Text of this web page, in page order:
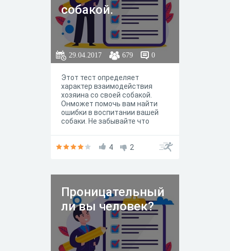
собакой.
29.04.2017 679 0
Этот тест определяет
характер взаимодействия
хозяина со своей собакой.
Онможет помочь вам найти
ошибки в воспитании вашей
собаки. Не забывайте что
заботится, воспитывает и
4 2
Проницательный
ли вы человек?